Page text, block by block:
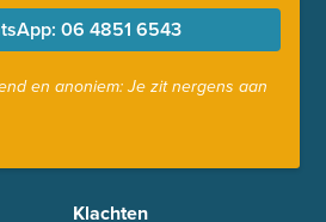
06 4851 6543
en anoniem: Je zit nergens aan
Klachten